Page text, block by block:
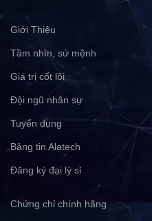
Giới Thiệu
Tầm nhìn, sứ mệnh
Giá trị cốt lõi
Đội ngũ nhân sự
Tuyển dụng
Bảng tin Alatech
Đăng ký đại lý sỉ
Chứng chỉ chính hãng